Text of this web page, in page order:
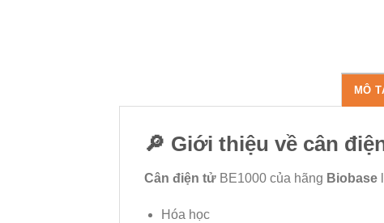
MÔ
🔎 Giới thiệu về cân
Cân điện tử BE1000 của hãng Biobase
Hóa học